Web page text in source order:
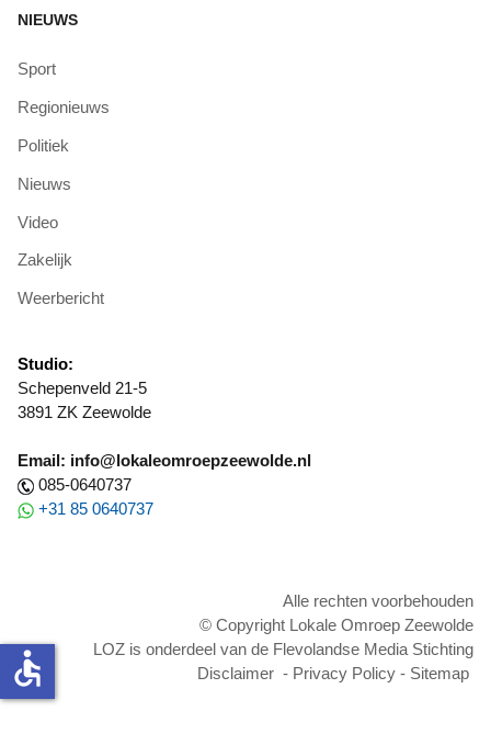
NIEUWS
Sport
Regionieuws
Politiek
Nieuws
Video
Zakelijk
Weerbericht
Studio:
Schepenveld 21-5
3891 ZK Zeewolde
Email: info@lokaleomroepzeewolde.nl
085-0640737
+31 85 0640737
Alle rechten voorbehouden
© Copyright Lokale Omroep Zeewolde
LOZ is onderdeel van de Flevolandse Media Stichting
Disclaimer - Privacy Policy - Sitemap
accessible